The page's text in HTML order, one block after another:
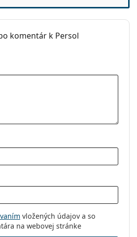
komentár k Persol
vložených údajov a so
na webovej stránke